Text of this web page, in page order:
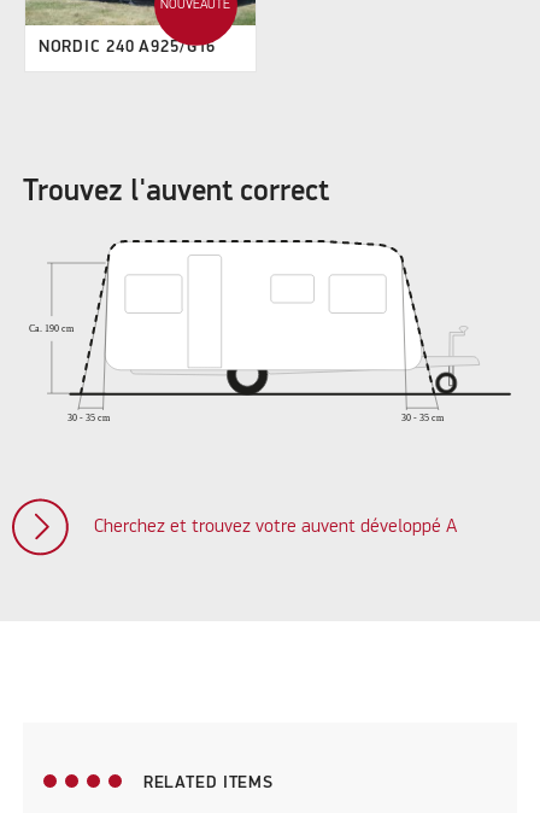
NOUVEAUTÉ
NORDIC 240 A925/G16
Trouvez l'auvent correct
Cherchez et trouvez votre auvent développé A
RELATED ITEMS